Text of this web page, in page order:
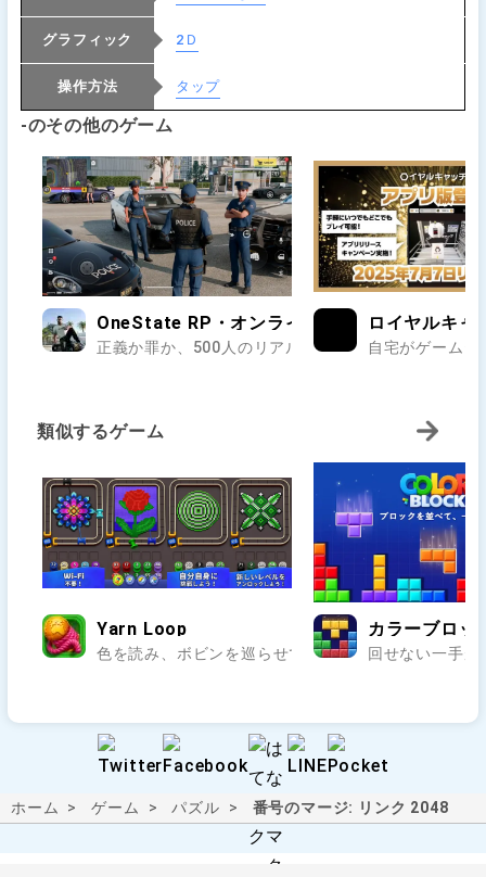
グラフィック 2Ｄ
操作方法 タップ
-のその他のゲーム
OneState RP・オンラインのオープンワールド
正義か罪か、500人のリアルが交差する街で第二の人
ロイヤルキャ
自宅がゲーム
類似するゲーム
Yarn Loop
色を読み、ボビンを巡らせて編み模様を完成させよう
カラーブロ
回せない一手
ホーム ゲーム パズル 番号のマージ: リンク 2048